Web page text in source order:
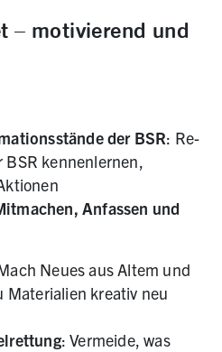
– motivierend und
der BSR: Re-
BSR kennenlernen,
Anfassen und
Neues aus Altem und
Materialien kreativ neu
: Vermeide, was